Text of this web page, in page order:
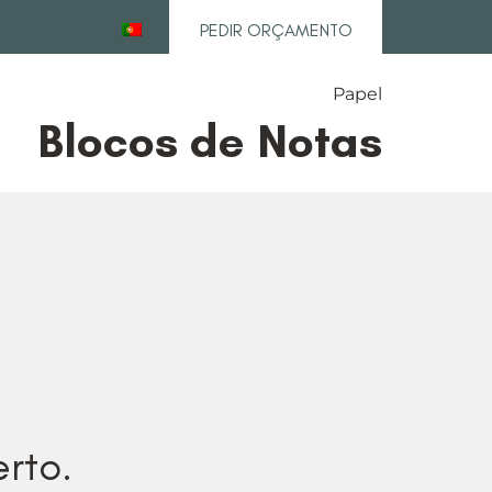
PEDIR ORÇAMENTO
Papel
Blocos de Notas